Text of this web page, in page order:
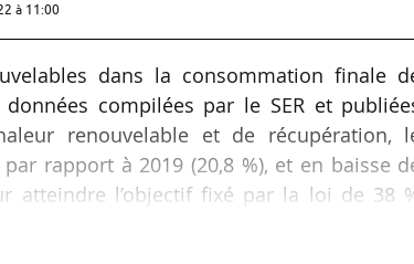
à 11:00
dans la consommation finale
compilées par le SER et
renouvelable et de récupération,
rapport à 2019 (20,8 %), et en baisse
atteindre l’objectif fixé par la loi de 38